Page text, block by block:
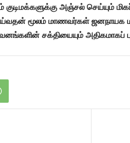
அஞ்சல் செய்யும்
மூலம் மாணவர்கள் ஜனநாயக
சக்தியையும் அதிகமாகப்